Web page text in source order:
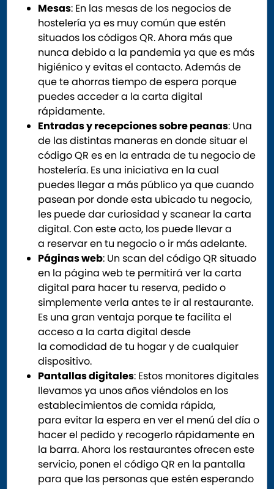
Mesas: En las mesas de los negocios de
hostelería ya es muy común que estén
situados los códigos QR. Ahora más que
nunca debido a la pandemia ya que es más
higiénico y evitas el contacto. Además de
que te ahorras tiempo de espera porque
puedes acceder a la carta digital
rápidamente.
Entradas y recepciones sobre peanas: Una
de las distintas maneras en donde situar el
código QR es en la entrada de tu negocio de
hostelería. Es una iniciativa en la cual
puedes llegar a más público ya que cuando
pasean por donde esta ubicado tu negocio,
les puede dar curiosidad y scanear la carta
digital. Con este acto, los puede llevar a
a reservar en tu negocio o ir más adelante.
Páginas web: Un scan del código QR situado
en la página web te permitirá ver la carta
digital para hacer tu reserva, pedido o
simplemente verla antes te ir al restaurante.
Es una gran ventaja porque te facilita el
acceso a la carta digital desde
la comodidad de tu hogar y de cualquier
dispositivo.
Pantallas digitales: Estos monitores digitales
llevamos ya unos años viéndolos en los
establecimientos de comida rápida,
para evitar la espera en ver el menú del día o
hacer el pedido y recogerlo rápidamente en
la barra. Ahora los restaurantes ofrecen este
servicio, ponen el código QR en la pantalla
para que las personas que estén esperando